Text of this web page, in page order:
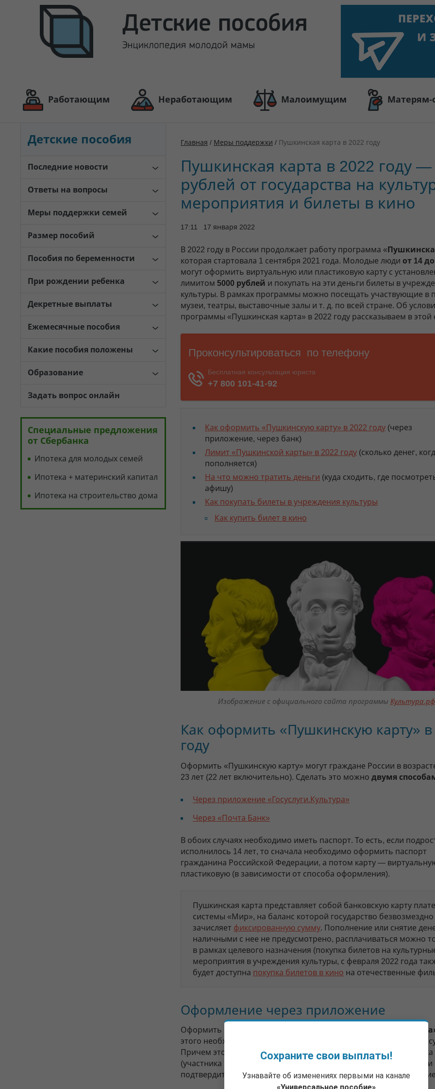
Работающим Неработающим Малоимущим
Детские пособия
Последние новости
Ответы на вопросы
Меры поддержки семей
Размер пособий
Пособия по беременности
При рождении ребенка
Декретные выплаты
Ежемесячные пособия
Какие пособия положены
Образование
Задать вопрос онлайн
Специальные предложения
от Сбербанка
Ипотека для молодых семей
Ипотека + материнский капитал
Ипотека на строительство дома
Главная / Меры поддержки / Пушкинская карта в 2022 году
Пушкинская карта в 2022 году —
рублей от государства на
мероприятия и билеты в кино
17:11 17 января 2022
В 2022 году в России продолжает работу программа «
которая стартовала 1 сентября 2021 года. Молодые люди от 14
могут оформить виртуальную или пластиковую карту с
лимитом 5000 рублей и покупать на эти деньги билеты в
культуры. В рамках программы можно посещать участвующие в
музеи, театры, выставочные залы и т. д. по всей стране. Об
программы «Пушкинская карта» в 2022 году рассказываем в этой
Как оформить «Пушкинскую карту» в 2022 году (через
приложение, через банк)
Лимит «Пушкинской карты» в 2022 году (сколько денег,
пополняется)
На что можно тратить деньги (куда сходить, где
афишу)
Как покупать билеты в учреждения культуры
Как купить билет в кино
Изображение с официального сайта программы Культура.рф
Как оформить «Пушкинскую карту» в
году
Оформить «Пушкинскую карту» могут граждане России в
23 лет (22 лет включительно). Сделать это можно двумя
Через приложение «Госуслуги.Культура»
Через «Почта Банк»
В обоих случаях необходимо иметь паспорт. То есть, если
исполнилось 14 лет, то сначала необходимо оформить паспорт
гражданина Российской Федерации, а потом карту —
пластиковую (в зависимости от способа оформления).
Пушкинская карта представляет собой банковскую карту
системы «Мир», на баланс которой государство безвозмездно
зачисляет фиксированную сумму. Пополнение или снятие
наличными с нее не предусмотрено, расплачиваться можно
в рамках целевого назначения (покупка билетов на
мероприятия в учреждения культуры, с февраля 2022 года
будет доступна покупка билетов в кино на отечественные
Оформление через приложение
Оформить карту можно через приложение
«Госуслуги
этого необходимо иметь подтвержденную учетную запись на
Причем это должна быть учетная запись именно самого ребенка
(участника программы), а не родителя. Как зарегистрироваться и
подтвердить учетную запись, читайтездесь. Скачать
Сохраните свои выплаты!
Узнавайте об изменениях первыми на канале
«Универсальное пособие»